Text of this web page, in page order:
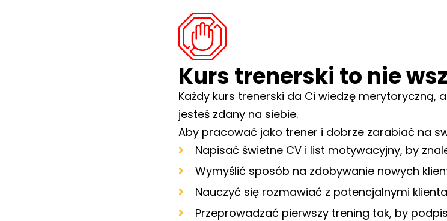
Kurs trenerski to nie
Każdy kurs trenerski da Ci wiedzę merytoryczną,
jesteś zdany na siebie.
Aby pracować jako trener i dobrze zarabiać na
Napisać świetne CV i list motywacyjny, by
Wymyślić sposób na zdobywanie nowych
Nauczyć się rozmawiać z potencjalnymi
Przeprowadzać pierwszy trening tak, by